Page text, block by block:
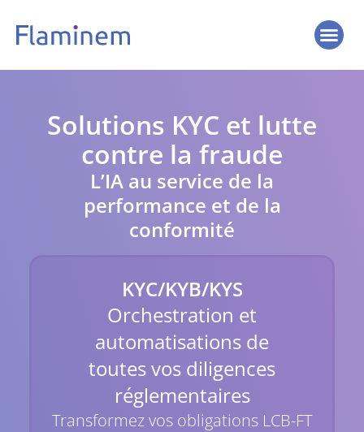
Solutions KYC et lutte
contre la fraude
L’IA au service de la
performance et de la
conformité
KYC/KYB/KYS
Orchestration et
automatisations de
toutes vos diligences
réglementaires
Transformez vos obligations LCB-FT